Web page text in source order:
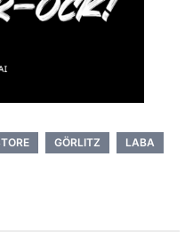
GÖRLITZ
LABA